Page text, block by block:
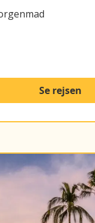
Se rejsen